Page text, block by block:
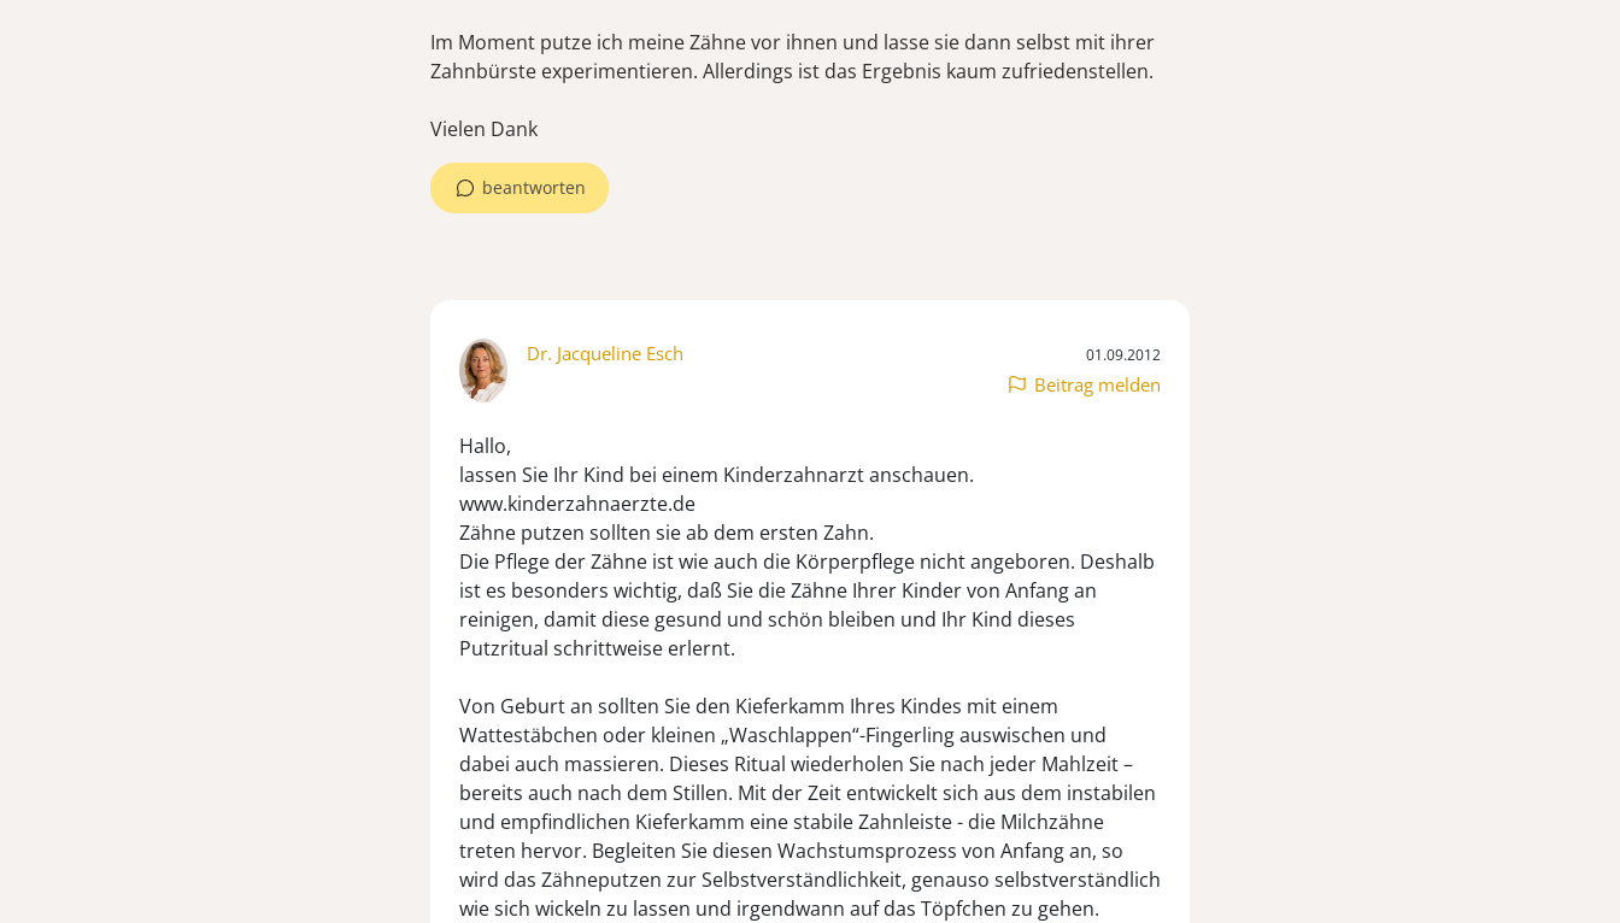
Im Moment putze ich meine Zähne vor ihnen und lasse sie dann selbst mit ihrer
Zahnbürste experimentieren. Allerdings ist das Ergebnis kaum zufriedenstellen.
Vielen Dank
beantworten
Dr. Jacqueline Esch 01.09.2012
Beitrag melden
Hallo,
lassen Sie Ihr Kind bei einem Kinderzahnarzt anschauen.
www.kinderzahnaerzte.de
Zähne putzen sollten sie ab dem ersten Zahn.
Die Pflege der Zähne ist wie auch die Körperpflege nicht angeboren. Deshalb
ist es besonders wichtig, daß Sie die Zähne Ihrer Kinder von Anfang an
reinigen, damit diese gesund und schön bleiben und Ihr Kind dieses
Putzritual schrittweise erlernt.
Von Geburt an sollten Sie den Kieferkamm Ihres Kindes mit einem
Wattestäbchen oder kleinen „Waschlappen“-Fingerling auswischen und
dabei auch massieren. Dieses Ritual wiederholen Sie nach jeder Mahlzeit –
bereits auch nach dem Stillen. Mit der Zeit entwickelt sich aus dem instabilen
und empfindlichen Kieferkamm eine stabile Zahnleiste - die Milchzähne
treten hervor. Begleiten Sie diesen Wachstumsprozess von Anfang an, so
wird das Zähneputzen zur Selbstverständlichkeit, genauso selbstverständlich
wie sich wickeln zu lassen und irgendwann auf das Töpfchen zu gehen.